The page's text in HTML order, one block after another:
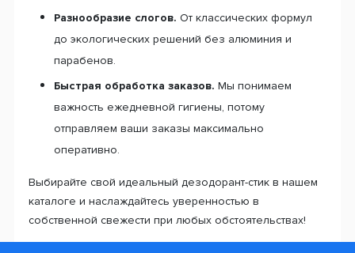
Разнообразие слогов. От классических формул
до экологических решений без алюминия и
парабенов.
Быстрая обработка заказов. Мы понимаем
важность ежедневной гигиены, потому
отправляем ваши заказы максимально
оперативно.
Выбирайте свой идеальный дезодорант-стик в нашем
каталоге и наслаждайтесь уверенностью в
собственной свежести при любых обстоятельствах!